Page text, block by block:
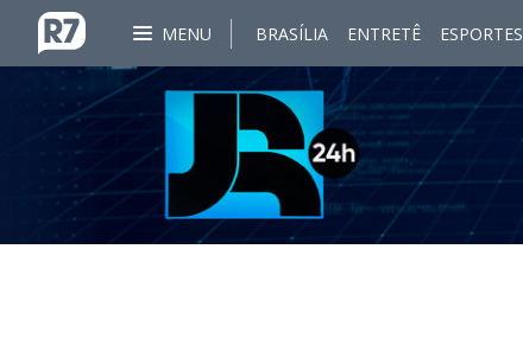
MENU BRASÍLIA ENTRETÊ ESPORTES